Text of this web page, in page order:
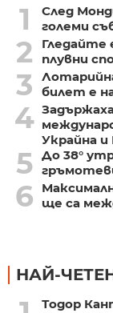
1
След
големи
2
Гледайте
плувни
3
билет е
4
Украйна и
5 До 38°
6
ще са
НАЙ-
Тодор